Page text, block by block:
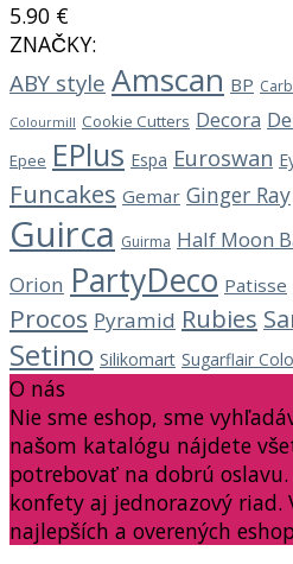
5.90 €
ZNAČKY:
ABY style Amscan BP
Colourmill Cookie Cutters Decora
Epee EPlus Espa Euroswan
Funcakes Gemar Ginger Ray
Guirca Guirma Half Moon
Orion PartyDeco Patisse
Procos Pyramid Rubies
Setino Silikomart Sugarflair
O nás
Nie sme eshop, sme
našom katalógu nájdete
potrebovať na dobrú
konfety aj jednorazový riad.
najlepších a overených